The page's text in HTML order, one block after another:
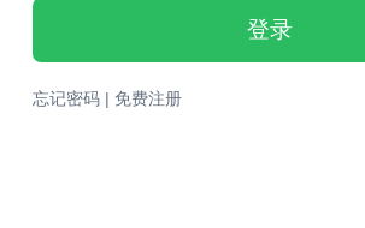
登录
忘记密码| 免费注册